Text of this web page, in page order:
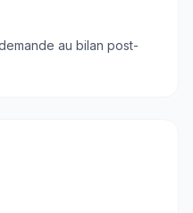
au bilan post-